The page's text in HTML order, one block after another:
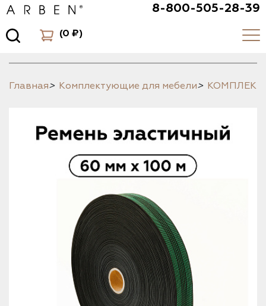
8-800-505-28-39
(0 ₽)
Главная> Комплектующие для мебели>